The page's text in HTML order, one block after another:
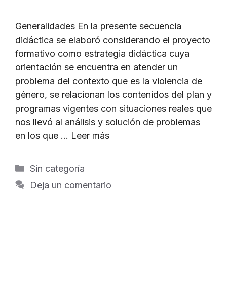
Generalidades En la presente secuencia
didáctica se elaboró considerando el proyecto
formativo como estrategia didáctica cuya
orientación se encuentra en atender un
problema del contexto que es la violencia de
género, se relacionan los contenidos del plan y
programas vigentes con situaciones reales que
nos llevó al análisis y solución de problemas
en los que … Leer más
Categorías
Sin categoría
Deja un comentario